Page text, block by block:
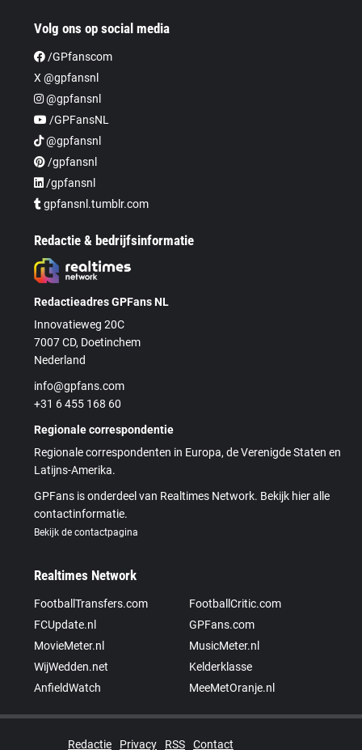
Volg ons op social media
/GPfanscom
X @gpfansnl
@gpfansnl
/GPFansNL
@gpfansnl
/gpfansnl
/gpfansnl
gpfansnl.tumblr.com
Redactie & bedrijfsinformatie
Redactieadres GPFans NL
Innovatieweg 20C
7007 CD, Doetinchem
Nederland
info@gpfans.com
+31 6 455 168 60
Regionale correspondentie
Regionale correspondenten in Europa, de Verenigde Staten en
Latijns-Amerika.
GPFans is onderdeel van Realtimes Network. Bekijk hier alle
contactinformatie.
Bekijk de contactpagina
Realtimes Network
FootballTransfers.com
FootballCritic.com
FCUpdate.nl
GPFans.com
MovieMeter.nl
MusicMeter.nl
WijWedden.net
Kelderklasse
AnfieldWatch
MeeMetOranje.nl
Redactie Privacy RSS Contact